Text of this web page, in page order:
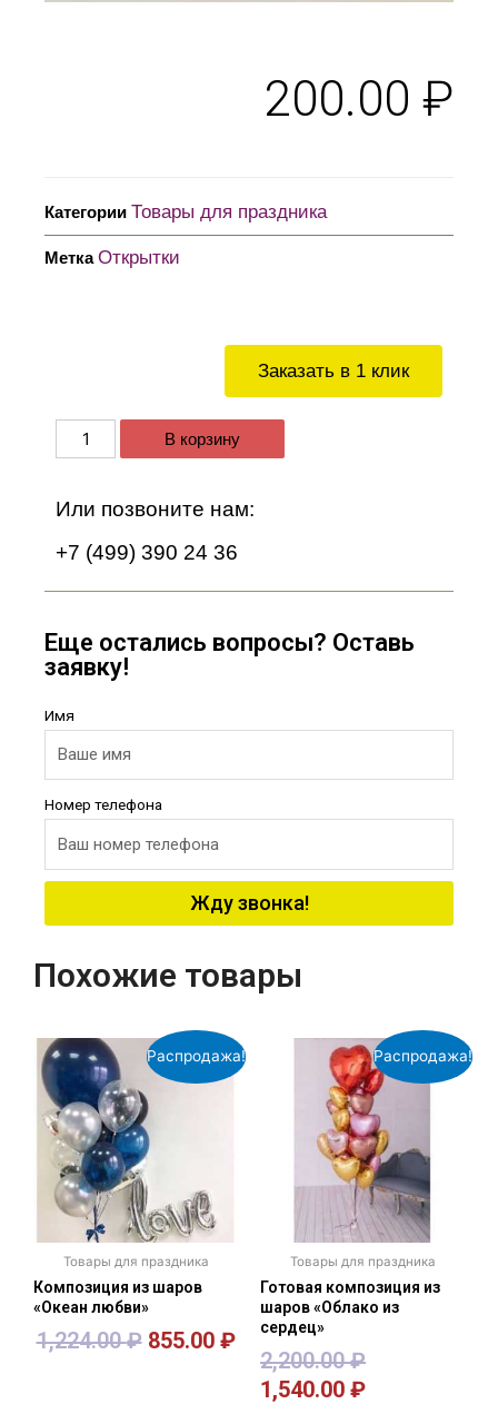
Заказать в 1 клик
В корзину
Или позвоните нам:
+7 (499) 390 24 36
Еще остались вопросы? Оставь
заявку!
Имя
Номер телефона
Жду звонка!
200.00 ₽
Категории Товары для праздника
Метка Открытки
Похожие товары
Распродажа!
Товары для праздника
Композиция из шаров
«Океан любви»
1,224.00₽ 855.00 ₽
Распродажа!
Товары для праздника
Готовая композиция из
шаров «Облако из
сердец»
2,200.00₽
1,540.00 ₽